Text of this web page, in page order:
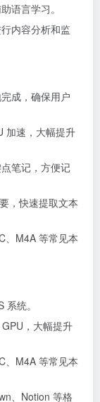
语言学习。
内容分析和监
成，确保用户
加速，大幅提升
笔记，方便记
，快速提取文本
、M4A 等常见本
统。
，大幅提升
、M4A 等常见本
、Notion 等格